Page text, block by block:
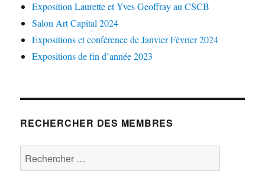
Exposition Laurette et Yves Geoffray au CSCB
Salon Art Capital 2024
Expositions et conférence de Janvier Février 2024
Expositions de fin d’année 2023
RECHERCHER DES MEMBRES
Rechercher :